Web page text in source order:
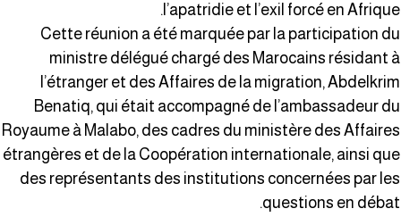
l’apatridie et l’exil forcé en
Cette réunion a été marquée par la participation
ministre délégué chargé des Marocains résidant
l’étranger et des Affaires de la migration,
Benatiq, qui était accompagné de l’ambassadeur
Royaume à Malabo, des cadres du ministère des
étrangères et de la Coopération internationale, ainsi
des représentants des institutions concernées par
questions en